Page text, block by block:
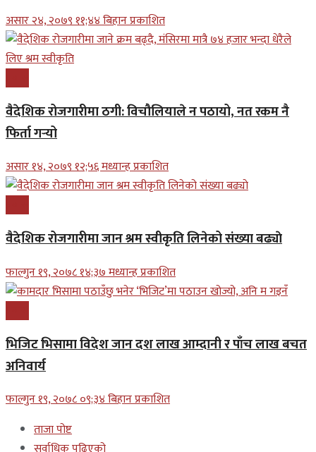
असार २४, २०७९ ११;४४ बिहान प्रकाशित
वैदेशिक रोजगारीमा ठगी: विचौलियाले न पठायो, नत रकम नै
फिर्ता गर्‍यो
असार १४, २०७९ १२;५६ मध्यान्ह प्रकाशित
वैदेशिक रोजगारीमा जान श्रम स्वीकृति लिनेको संख्या बढ्याे
फाल्गुन १९, २०७८ १४;३७ मध्यान्ह प्रकाशित
भिजिट भिसामा विदेश जान दश लाख आम्दानी र पाँच लाख बचत
अनिवार्य
फाल्गुन १९, २०७८ ०९;३४ बिहान प्रकाशित
ताजा पोष्ट